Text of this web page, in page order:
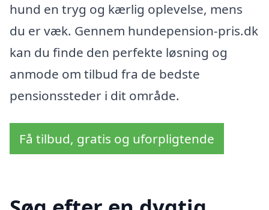
hund en tryg og kærlig oplevelse, mens
du er væk. Gennem hundepension-pris.dk
kan du finde den perfekte løsning og
anmode om tilbud fra de bedste
pensionssteder i dit område.
Få tilbud, gratis og uforpligtende